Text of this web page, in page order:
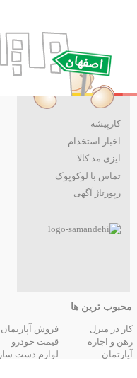
کارپیشه
اخبار استخدام
ایزی مد کالا
تماس با لوکوپوک
رپورتاژ آگهی
محبوب ترین ها
کار در منزل
فروش آپارتمان
رهن و اجاره
آپارتمان
قیمت خودرو
لوازم دست ساز